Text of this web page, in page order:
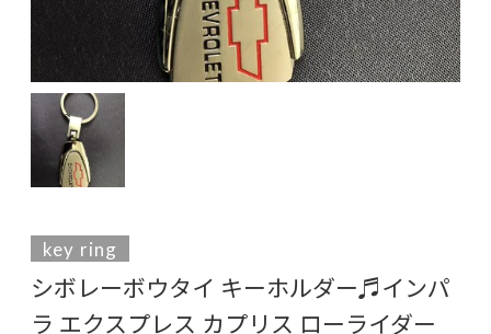
key ring
シボレーボウタイ キーホルダー♬インパ
ラ エクスプレス カプリス ローライダー